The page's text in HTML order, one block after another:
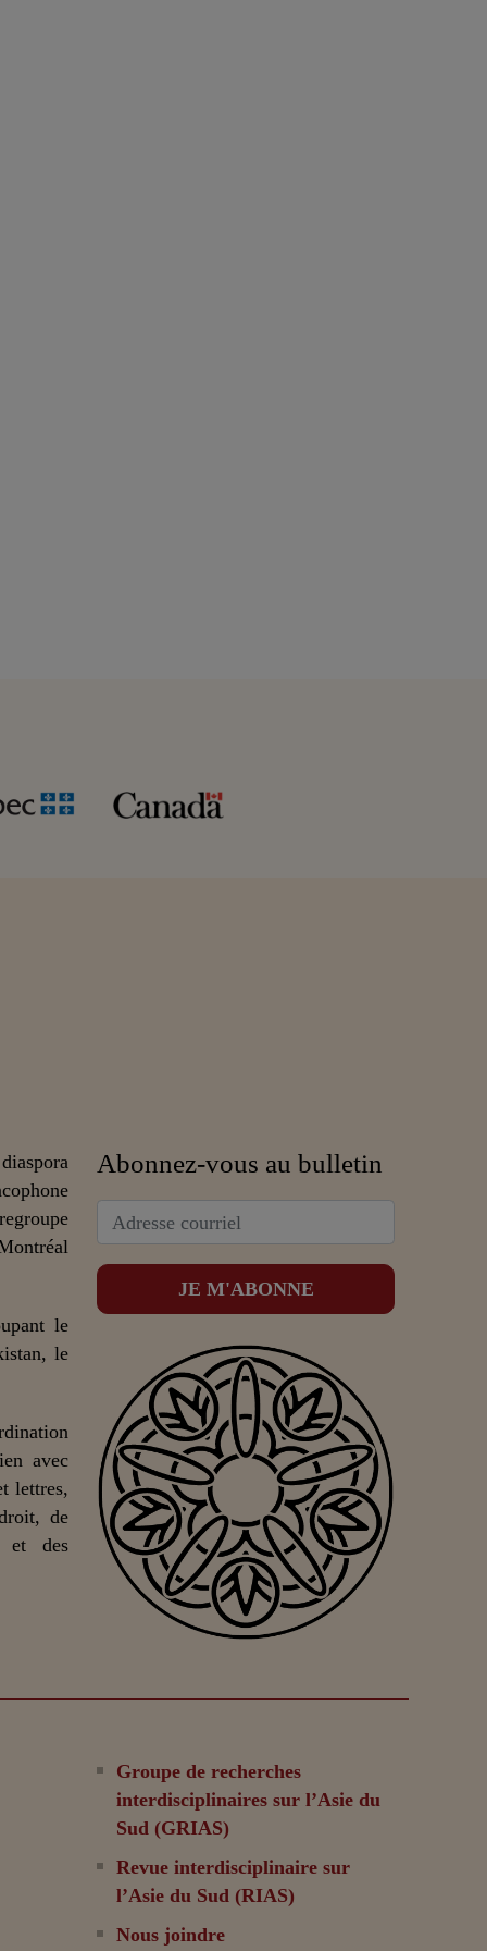
le
le
avec
lettres,
de
et des
Abonnez-vous au bulletin
Groupe de recherches
interdisciplinaires sur l’Asie du
Sud (GRIAS)
Revue interdisciplinaire sur
l’Asie du Sud (RIAS)
Nous joindre